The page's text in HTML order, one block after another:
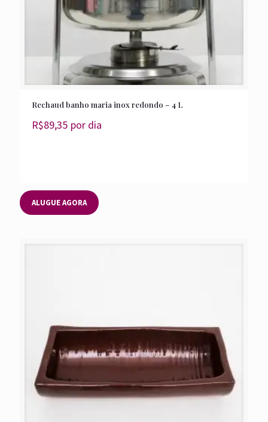
Rechaud banho maria inox redondo – 4 L
R$89,35 por dia
ALUGUE AGORA